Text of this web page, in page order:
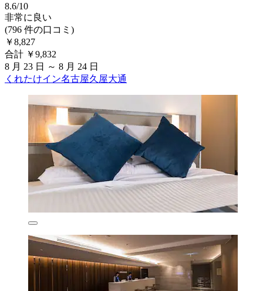
8.6/10
非常に良い
(796 件の口コミ)
￥8,827
合計 ￥9,832
8 月 23 日 ～ 8 月 24 日
くれたけイン名古屋久屋大通